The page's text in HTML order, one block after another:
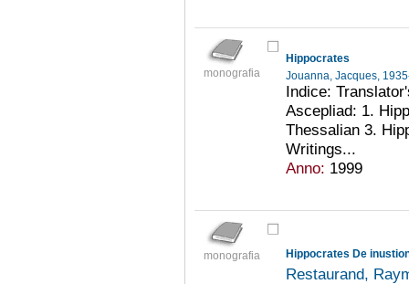
monografia
Hippocrates
Jouanna, Jacques,
Indice:
Ascepliad: 1.
Thessalian 3.
Writings...
Anno: 1999
monografia Hippocrates De
Restaurand,